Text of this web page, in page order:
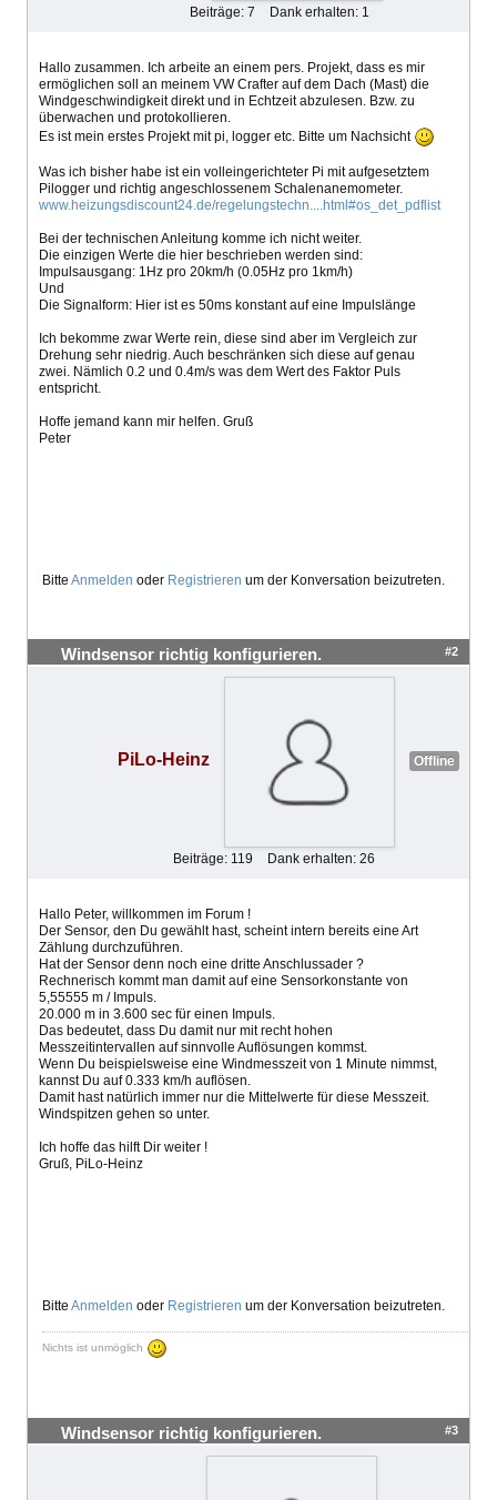
Beiträge: 7 Dank erhalten: 1
Hallo zusammen. Ich arbeite an einem pers. Projekt, dass es mir
ermöglichen soll an meinem VW Crafter auf dem Dach (Mast) die
Windgeschwindigkeit direkt und in Echtzeit abzulesen. Bzw. zu
überwachen und protokollieren.
Es ist mein erstes Projekt mit pi, logger etc. Bitte um Nachsicht
Was ich bisher habe ist ein volleingerichteter Pi mit aufgesetztem
Pilogger und richtig angeschlossenem Schalenanemometer.
www.heizungsdiscount24.de/regelungstechn....html#os_det_pdflist
Bei der technischen Anleitung komme ich nicht weiter.
Die einzigen Werte die hier beschrieben werden sind:
Impulsausgang: 1Hz pro 20km/h (0.05Hz pro 1km/h)
Und
Die Signalform: Hier ist es 50ms konstant auf eine Impulslänge
Ich bekomme zwar Werte rein, diese sind aber im Vergleich zur
Drehung sehr niedrig. Auch beschränken sich diese auf genau
zwei. Nämlich 0.2 und 0.4m/s was dem Wert des Faktor Puls
entspricht.
Hoffe jemand kann mir helfen. Gruß
Peter
Bitte Anmelden oder Registrieren um der Konversation beizutreten.
Windsensor richtig konfigurieren. #2
PiLo-Heinz Offline
Beiträge: 119 Dank erhalten: 26
Hallo Peter, willkommen im Forum !
Der Sensor, den Du gewählt hast, scheint intern bereits eine Art
Zählung durchzuführen.
Hat der Sensor denn noch eine dritte Anschlussader ?
Rechnerisch kommt man damit auf eine Sensorkonstante von
5,55555 m / Impuls.
20.000 m in 3.600 sec für einen Impuls.
Das bedeutet, dass Du damit nur mit recht hohen
Messzeitintervallen auf sinnvolle Auflösungen kommst.
Wenn Du beispielsweise eine Windmesszeit von 1 Minute nimmst,
kannst Du auf 0.333 km/h auflösen.
Damit hast natürlich immer nur die Mittelwerte für diese Messzeit.
Windspitzen gehen so unter.
Ich hoffe das hilft Dir weiter !
Gruß, PiLo-Heinz
Bitte Anmelden oder Registrieren um der Konversation beizutreten.
Nichts ist unmöglich
Windsensor richtig konfigurieren. #3